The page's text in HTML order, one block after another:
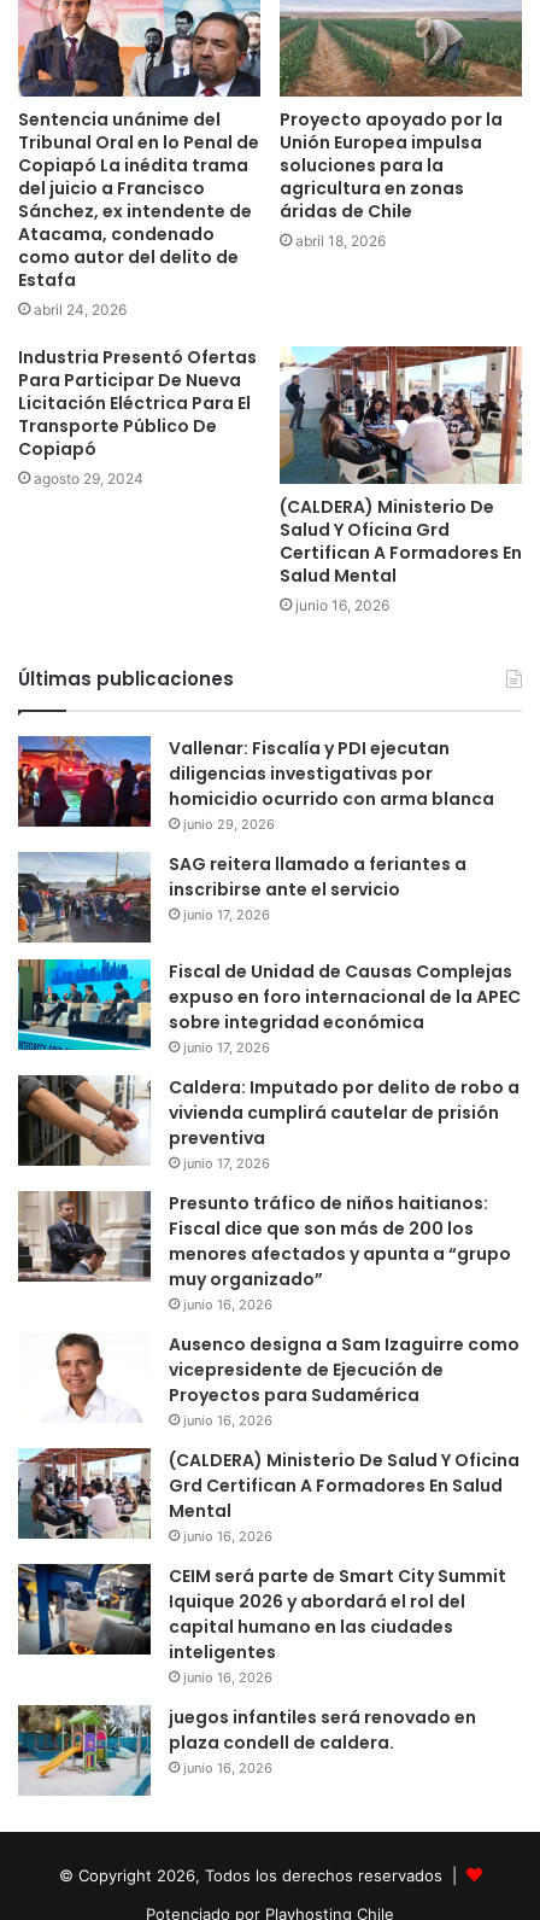
Sentencia unánime del
Tribunal Oral en lo Penal de
Copiapó La inédita trama
del juicio a Francisco
Sánchez, ex intendente de
Atacama, condenado
como autor del delito de
Estafa
abril 24, 2026
Proyecto apoyado por la
Unión Europea impulsa
soluciones para la
agricultura en zonas
áridas de Chile
abril 18, 2026
Industria Presentó Ofertas
Para Participar De Nueva
Licitación Eléctrica Para El
Transporte Público De
Copiapó
agosto 29, 2024
(CALDERA) Ministerio De
Salud Y Oficina Grd
Certifican A Formadores En
Salud Mental
junio 16, 2026
Últimas publicaciones
Vallenar: Fiscalía y PDI ejecutan
diligencias investigativas por
homicidio ocurrido con arma blanca
junio 29, 2026
SAG reitera llamado a feriantes a
inscribirse ante el servicio
junio 17, 2026
Fiscal de Unidad de Causas Complejas
expuso en foro internacional de la APEC
sobre integridad económica
junio 17, 2026
Caldera: Imputado por delito de robo a
vivienda cumplirá cautelar de prisión
preventiva
junio 17, 2026
Presunto tráfico de niños haitianos:
Fiscal dice que son más de 200 los
menores afectados y apunta a “grupo
muy organizado”
junio 16, 2026
Ausenco designa a Sam Izaguirre como
vicepresidente de Ejecución de
Proyectos para Sudamérica
junio 16, 2026
(CALDERA) Ministerio De Salud Y Oficina
Grd Certifican A Formadores En Salud
Mental
junio 16, 2026
CEIM será parte de Smart City Summit
Iquique 2026 y abordará el rol del
capital humano en las ciudades
inteligentes
junio 16, 2026
juegos infantiles será renovado en
plaza condell de caldera.
junio 16, 2026
© Copyright 2026, Todos los derechos reservados |
Potenciado por Playhosting Chile